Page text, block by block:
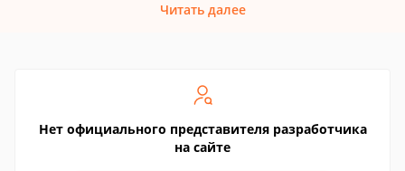
Читать далее
Нет официального представителя разработчика
на сайте